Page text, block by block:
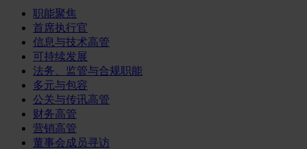
职能聚焦
首席执行官
信息与技术高管
可持续发展
法务、监管与合规职能
多元与包容
公关与传讯高管
财务高管
营销高管
董事会成员寻访